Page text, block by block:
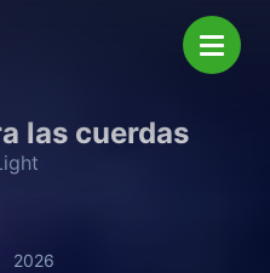
las cuerdas
2026